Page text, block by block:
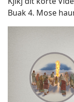
Buak 4. Mose